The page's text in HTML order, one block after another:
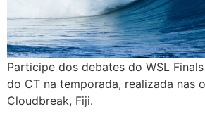
Participe dos debates do WSL
do CT na temporada, realizada nas
Cloudbreak, Fiji.